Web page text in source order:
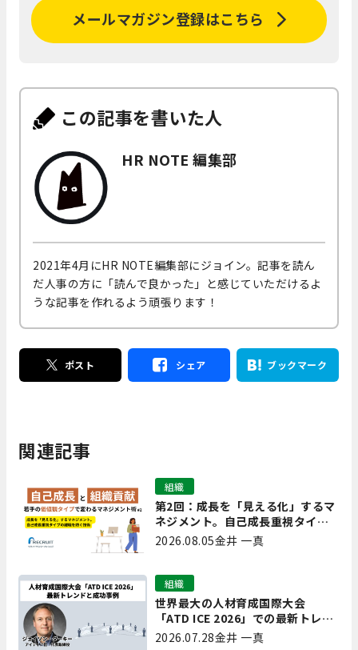
メールマガジン登録はこちら
この記事を書いた人
HR NOTE 編集部
2021年4月にHR NOTE編集部にジョイン。記事を読ん
だ人事の方に「読んで良かった」と感じていただけるよ
うな記事を作れるよう頑張ります！
ポスト シェア ブックマーク
関連記事
第2回：成長を「見える化」するマ
ネジメント。自己成長重視タイプ
の離職を防ぐ技術
組織
2026.08.05金井 一真
世界最大の人材育成国際大会
「ATD ICE 2026」での最新トレン
ドと成功事例｜「重要で実用的
組織
2026.07.28金井 一真